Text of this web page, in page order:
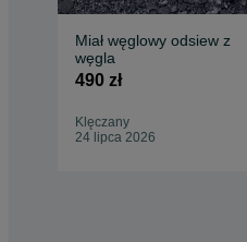
Miał węglowy odsiew z
węgla
490 zł
Klęczany
24 lipca 2026